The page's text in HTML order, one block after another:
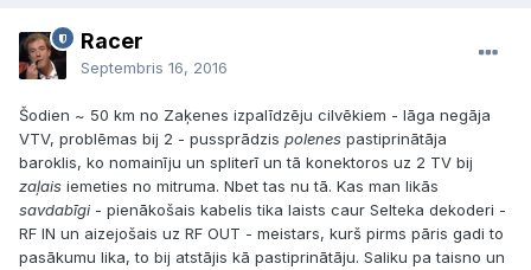
Racer
Septembris 16, 2016
Šodien ~ 50 km no Zaķenes izpalīdzēju cilvēkiem - lāga negāja
VTV, problēmas bij 2 - pussprādzis polenes pastiprinātāja
baroklis, ko nomainīju un spliterī un tā konektoros uz 2 TV bij
zaļais iemeties no mitruma. Nbet tas nu tā. Kas man likās
savdabīgi - pienākošais kabelis tika laists caur Selteka dekoderi -
RF IN un aizejošais uz RF OUT - meistars, kurš pirms pāris gadi to
pasākumu lika, to bij atstājis kā pastiprinātāju. Saliku pa taisno un